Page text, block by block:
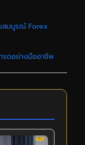
สมบูรณ์ Forex
รดอย่างมืออาชีพ